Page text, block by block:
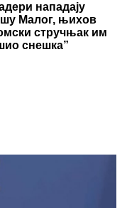
нападају
Малог, њихов
стручњак им
снешка”